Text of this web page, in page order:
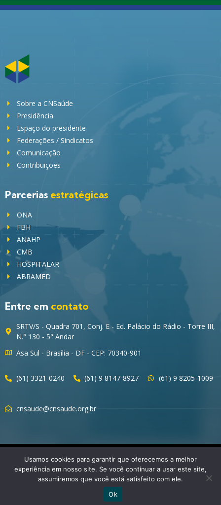
Sobre a CNSaúde
Presidência
Espaço do presidente
Federações / Sindicatos
Comunicação
Contribuições
Parcerias estratégicas
ONA
FBH
ANAHP
CMB
HOSPITALAR
ABRAMED
Entre em contato
SRTV/S - Quadra 701, Conj. E - Ed. Palácio do Rádio - Torre III,
N.° 130 - 5° Andar
Asa Sul - Brasília - DF - CEP: 70340-901
(61) 3321-0240 (61) 9 8147-8927 (61) 9 8205-1009
cnsaude@cnsaude.org.br
Usamos cookies para garantir que oferecemos a melhor
experiência em nosso site. Se você continuar a usar este site,
assumiremos que você está satisfeito com ele.
Ok